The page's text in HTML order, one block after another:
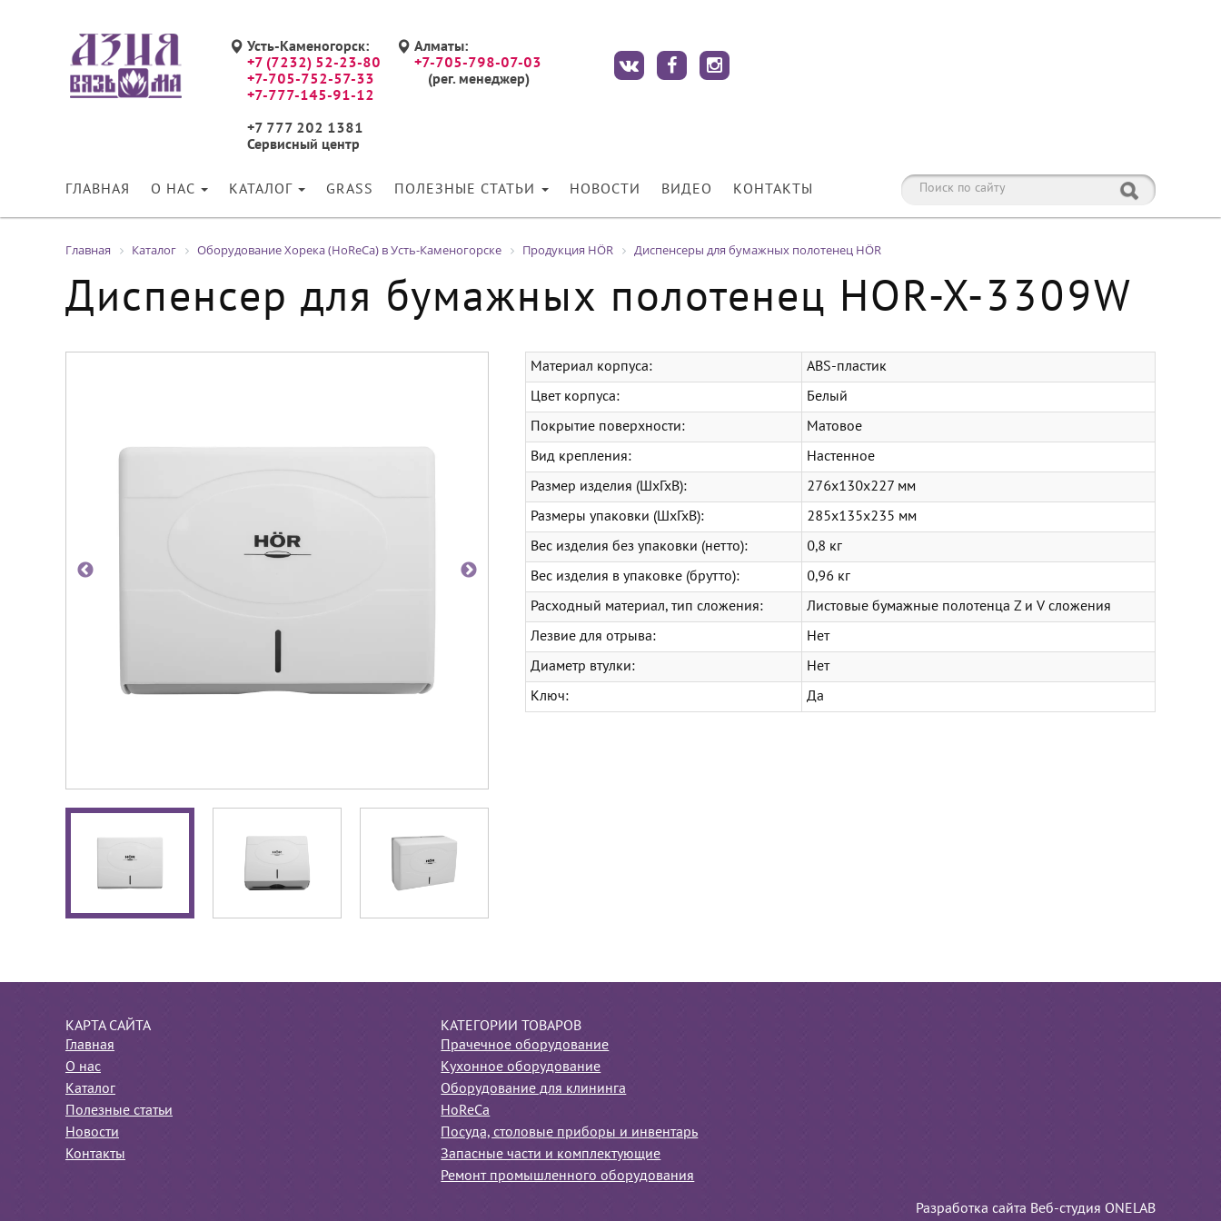
Усть-Каменогорск:
+7 (7232) 52-23-80
+7-705-752-57-33
+7-777-145-91-12
+7 777 202 1381
Сервисный центр
Алматы:
+7-705-798-07-03
(рег. менеджер)
ГЛАВНАЯ О НАС КАТАЛОГ GRASS ПОЛЕЗНЫЕ СТАТЬИ НОВОСТИ ВИДЕО КОНТАКТЫ
Главная Каталог Оборудование Хорека (HoReCa) в Усть-Каменогорске Продукция HÖR Диспенсеры для бумажных полотенец HÖR
Диспенсер для бумажных полотенец HOR-X-3309W
Материал корпуса: ABS-пластик
Цвет корпуса: Белый
Покрытие поверхности: Матовое
Вид крепления: Настенное
Размер изделия (ШхГхВ): 276х130х227 мм
Размеры упаковки (ШхГхВ): 285х135х235 мм
Вес изделия без упаковки (нетто): 0,8 кг
Вес изделия в упаковке (брутто): 0,96 кг
Расходный материал, тип сложения: Листовые бумажные полотенца Z и V сложения
Лезвие для отрыва: Нет
Диаметр втулки: Нет
Ключ: Да
КАРТА САЙТА
Главная
О нас
Каталог
Полезные статьи
Новости
Контакты
КАТЕГОРИИ ТОВАРОВ
Прачечное оборудование
Кухонное оборудование
Оборудование для клининга
HoReCa
Посуда, столовые приборы и инвентарь
Запасные части и комплектующие
Ремонт промышленного оборудования
Разработка сайта Веб-студия ONELAB